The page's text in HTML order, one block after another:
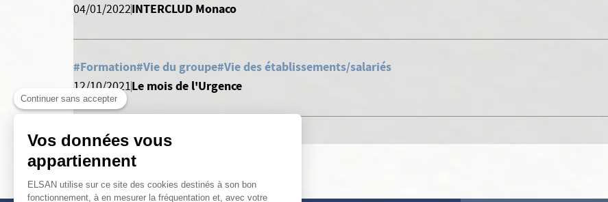
Continuer sans accepter
Vos données vous
appartiennent
ELSAN utilise sur ce site des cookies destinés à son bon
fonctionnement, à en mesurer la fréquentation et, avec votre
04/01/2022INTERCLUD Monaco
#Formation#Vie du groupe#Vie des établissements/salariés
12/10/2021Le mois de l'Urgence